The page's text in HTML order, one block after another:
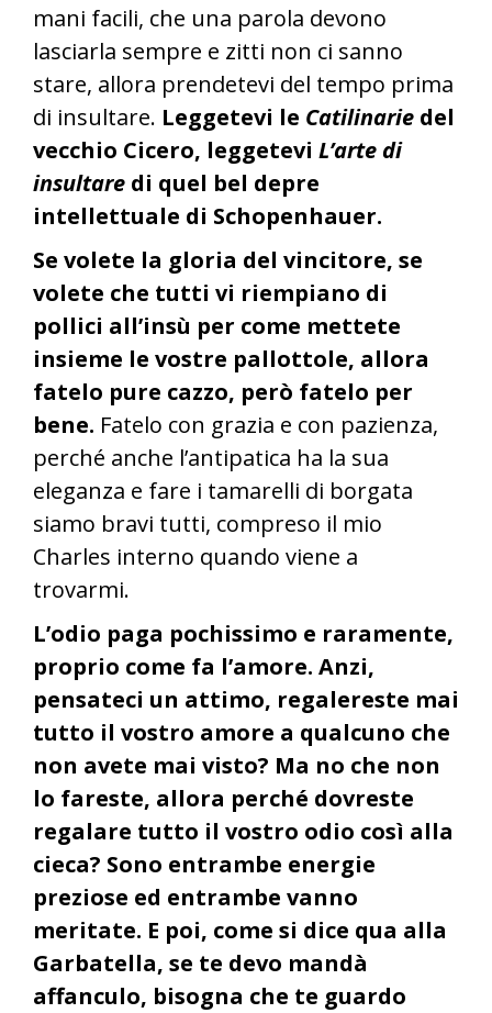
mani facili, che una parola devono
lasciarla sempre e zitti non ci sanno
stare, allora prendetevi del tempo prima
di insultare. Leggetevi le Catilinarie del
vecchio Cicero, leggetevi L’arte di
insultare di quel bel depre
intellettuale di Schopenhauer.
Se volete la gloria del vincitore, se
volete che tutti vi riempiano di
pollici all’insù per come mettete
insieme le vostre pallottole, allora
fatelo pure cazzo, però fatelo per
bene. Fatelo con grazia e con pazienza,
perché anche l’antipatica ha la sua
eleganza e fare i tamarelli di borgata
siamo bravi tutti, compreso il mio
Charles interno quando viene a
trovarmi.
L’odio paga pochissimo e raramente,
proprio come fa l’amore. Anzi,
pensateci un attimo, regalereste mai
tutto il vostro amore a qualcuno che
non avete mai visto? Ma no che non
lo fareste, allora perché dovreste
regalare tutto il vostro odio così alla
cieca? Sono entrambe energie
preziose ed entrambe vanno
meritate. E poi, come si dice qua alla
Garbatella, se te devo mandà
affanculo, bisogna che te guardo